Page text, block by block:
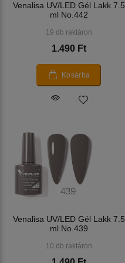
Venalisa UV/LED Gél Lakk 7.5
ml No.442
19 db raktáron
1.490 Ft
Kosárba
Venalisa UV/LED Gél Lakk 7.5
ml No.439
10 db raktáron